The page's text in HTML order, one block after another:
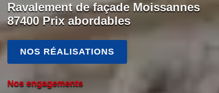
Ravalement de façade Moissannes
87400 Prix abordables
NOS RÉALISATIONS
Nos engagements